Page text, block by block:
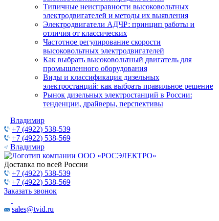
Типичные неисправности высоковольтных
электродвигателей и методы их выявления
Электродвигатели АДЧР: принцип работы и
отличия от классических
Частотное регулирование скорости
высоковольтных электродвигателей
Как выбрать высоковольтный двигатель для
промышленного оборудования
Виды и классификация дизельных
электростанций: как выбрать правильное решение
Рынок дизельных электростанций в России:
тенденции, драйверы, перспективы
Владимир
+7 (4922) 538-539
+7 (4922) 538-569
Владимир
Доставка по всей России
+7 (4922) 538-539
+7 (4922) 538-569
Заказать звонок
sales@tvid.ru